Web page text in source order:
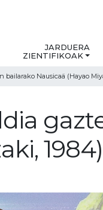
JARDUERA
ZIENTIFIKOAK
Nausicaä (Hayao
1984)